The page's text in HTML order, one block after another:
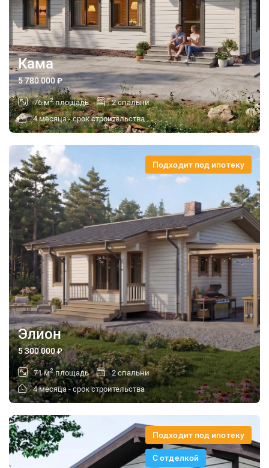
Кама
5 780 000₽
76 м2площадь
2 спальни
4 месяца - срок строительства
Подходит под ипотеку
Элион
5 300 000₽
71 м2площадь
2 спальни
4 месяца - срок строительства
Подходит под ипотеку
С отделкой